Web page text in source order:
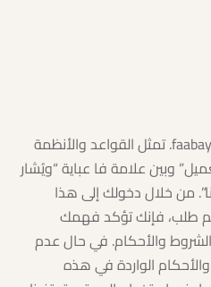
مرحبًا بك في موقع faabayaline.com. تمثل القواعد والأنظمة
وبين علامة فا عباية “ويُشار
من خلال دخولك إلى هذا
طلب، فإنك تؤكد فهمك
والأحكام. في حال عدم
الواردة في هذه